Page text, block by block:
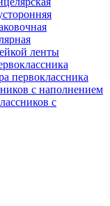
ленты
первоклассника
с наполнением
с